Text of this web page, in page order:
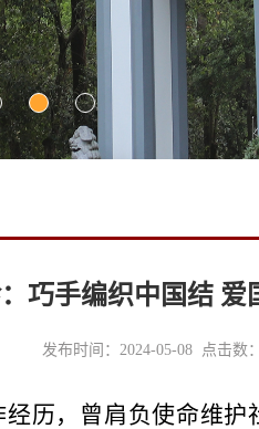
巧手编织中国结 爱
发布时间：2024-05-08 点击数：
历，曾肩负使命维